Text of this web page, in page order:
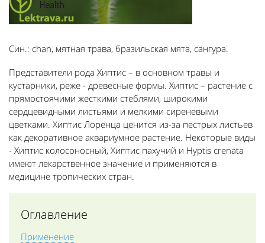
Син.: chan, мятная трава, бразильская мята, сангура.
Представители рода Хиптис – в основном травы и
кустарники, реже - древесные формы. Хиптис – растение с
прямостоячими жесткими стеблями, широкими
сердцевидными листьями и мелкими сиреневыми
цветками. Хиптис Лоренца ценится из-за пестрых листьев
как декоративное аквариумное растение. Некоторые виды
- Хиптис колосоносный, Хиптис пахучий и Hyptis crenata
имеют лекарственное значение и применяются в
медицине тропических стран.
Оглавление
Применение